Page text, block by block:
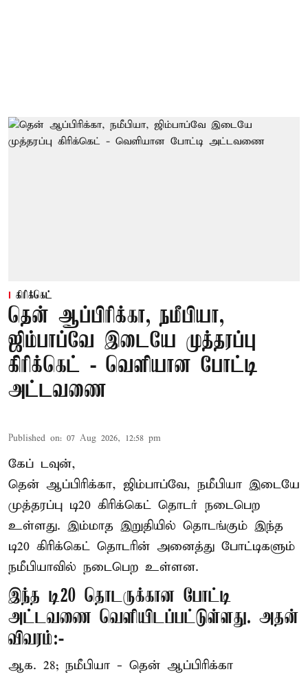
கிரிக்கெட்
தென் ஆப்பிரிக்கா, நமீபியா,
ஜிம்பாப்வே இடையே முத்தரப்பு
கிரிக்கெட் - வெளியான போட்டி
அட்டவணை
Published on: 07 Aug 2026, 12:58 pm
கேப் டவுன்,
தென் ஆப்பிரிக்கா, ஜிம்பாப்வே, நமீபியா இடையே
முத்தரப்பு டி20 கிரிக்கெட் தொடர் நடைபெற
உள்ளது. இம்மாத இறுதியில் தொடங்கும் இந்த
டி20 கிரிக்கெட் தொடரின் அனைத்து போட்டிகளும்
நமீபியாவில் நடைபெற உள்ளன.
இந்த டி20 தொடருக்கான போட்டி
அட்டவணை வெளியிடப்பட்டுள்ளது. அதன்
விவரம்:-
ஆக. 28; நமீபியா - தென் ஆப்பிரிக்கா